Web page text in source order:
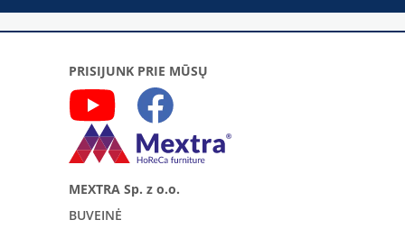
PRISIJUNK PRIE MŪSŲ
MEXTRA Sp. z o.o.
BUVEINĖ